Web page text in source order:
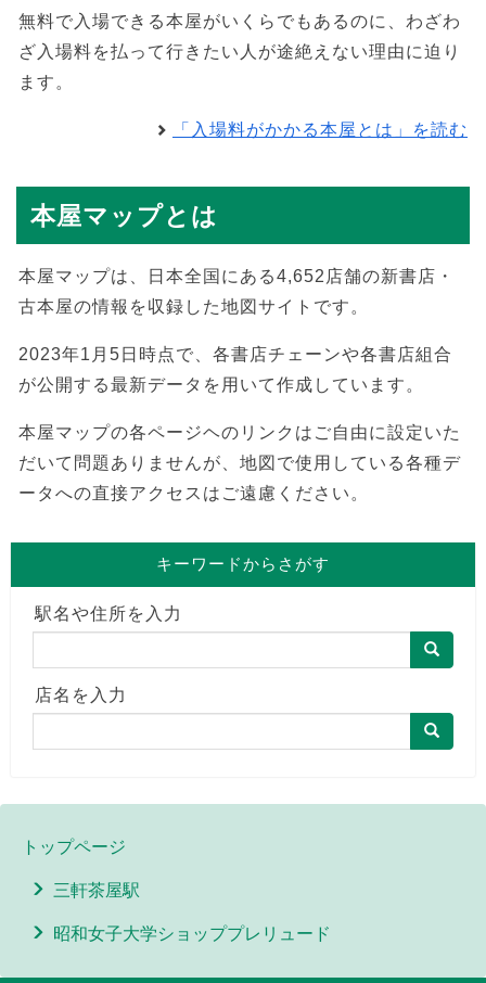
無料で入場できる本屋がいくらでもあるのに、わざわ
ざ入場料を払って行きたい人が途絶えない理由に迫り
ます。
「入場料がかかる本屋とは」を読む
本屋マップとは
本屋マップは、日本全国にある4,652店舗の新書店・
古本屋の情報を収録した地図サイトです。
2023年1月5日時点で、各書店チェーンや各書店組合
が公開する最新データを用いて作成しています。
本屋マップの各ページヘのリンクはご自由に設定いた
だいて問題ありませんが、地図で使用している各種デ
ータへの直接アクセスはご遠慮ください。
キーワードからさがす
駅名や住所を入力
店名を入力
トップページ
三軒茶屋駅
昭和女子大学ショッププレリュード